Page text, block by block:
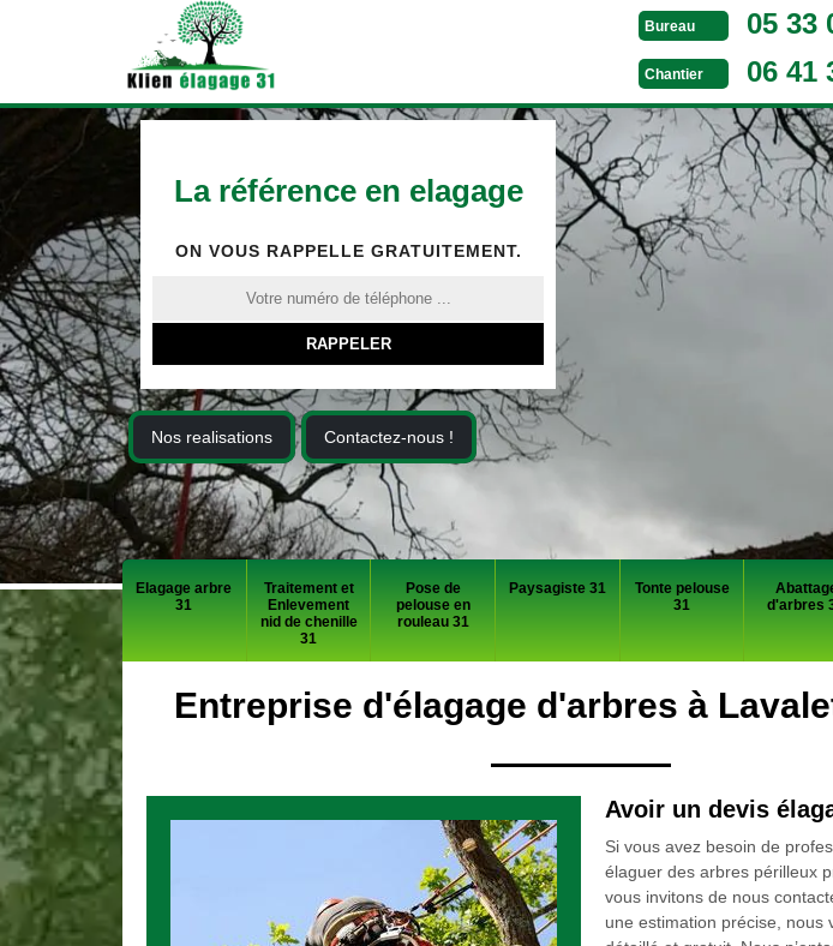
Bureau 05 33
Chantier 06 41
La référence en elagage
ON VOUS RAPPELLE GRATUITEMENT.
Nos realisations Contactez-nous !
Elagage arbre
31
Traitement et
Enlevement
nid de chenille
31
Pose de
pelouse en
rouleau 31
Paysagiste 31
Tonte pelouse
31
d'arbres
Entreprise d'élagage d'arbres à
Avoir un devis
Si vous avez besoin de
élaguer des arbres périlleux
vous invitons de nous
une estimation précise, nous